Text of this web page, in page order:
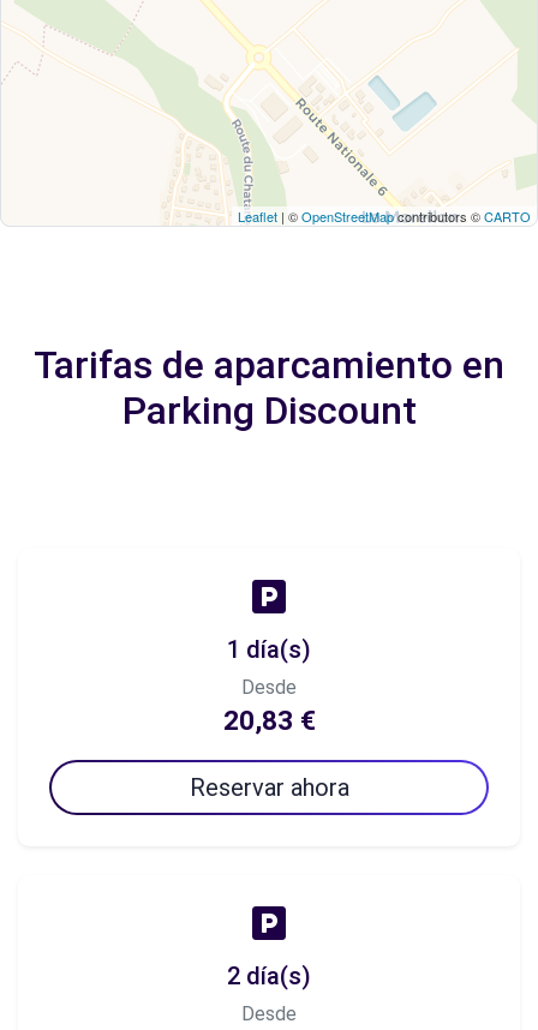
Leaflet | ©OpenStreetMapcontributors ©CARTO
Tarifas de aparcamiento en
Parking Discount
1 día(s)
Desde
20,83 €
Reservar ahora
2 día(s)
Desde